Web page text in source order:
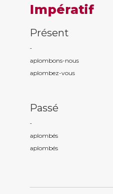
Impératif
Présent
-
aplombons-nous
aplombez-vous
Passé
-
aplombés
aplombés